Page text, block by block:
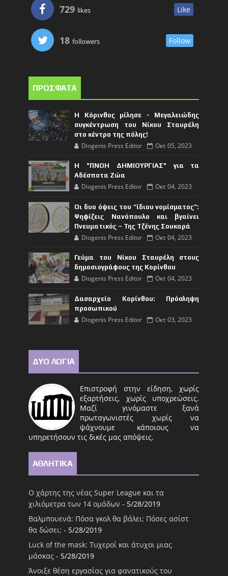
729 likes Like
18 followers Follow
ΠΡΟΣΦΑΤΑ
Η Κόρινθος μίλησε - Μεγαλειώδης
συγκέντρωση του Νίκου Σταυρέλη
στο κέντρο της πόλης!
Diogenis Press Editor Οκτ 05, 2023
Η "ΠΝΟΗ ΔΗΜΙΟΥΡΓΙΑΣ" για τα
Αδέσποτα Ζώα
Diogenis Press Editor Οκτ 04, 2023
Οι δυο όψεις του “ίδιου νομίσματος”:
Ψηφίζεις Νανόπουλο και βγαίνει
Πνευματικός – Της Τζένης Σουκαρά
Diogenis Press Editor Οκτ 04, 2023
Γεύμα του Νίκου Σταυρέλη στους
δημοσιογράφους της Κορίνθου
Diogenis Press Editor Οκτ 04, 2023
Δασαρχείο Κορίνθου: Πρόσληψη
προσωπικού
Diogenis Press Editor Οκτ 03, 2023
ΔΥΟ ΛΟΓΙΑ
Επιστροφή στην είδηση, χωρίς
εξαρτήσεις, χωρίς υποχρεώσεις.
Μαζί γινόμαστε ξανά
πρωταγωνιστές χωρίς να
ψάχνουμε κάποιους να
υπηρετήσουν τις δικές μας απόψεις.
ΑΘΛΗΤΙΚΑ
Ο χάρτης της νέας Super League και τα
χιλιόμετρα των 14 ομάδων - 5/28/2019
Βαλμπουενά: Πόσα γκολ θα βάλει; Πόσες ασίστ
θα δώσει; - 5/28/2019
Luck of the mask: Τυχεροί και άτυχοι μιας
μάσκας - 5/28/2019
Άνοιξε θέση εργασίας για φανατικούς του